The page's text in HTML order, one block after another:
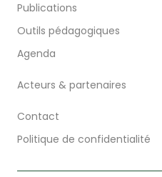
Publications
Outils pédagogiques
Agenda
Acteurs & partenaires
Contact
Politique de confidentialité